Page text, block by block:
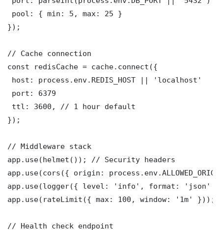
pool: { min: 5, max: 25 }
});
// Cache connection
const redisCache = cache.connect({
host: process.env.REDIS_HOST || 'localhost'
port: 6379
ttl: 3600, // 1 hour default
});
// Middleware stack
app.use(helmet()); // Security headers
app.use(cors({ origin:
app.use(logger({ level: 'info', format: 'json'
app.use(rateLimit({ max: 100, window: '1m' }));
// Health check endpoint